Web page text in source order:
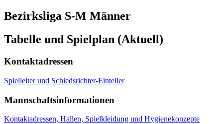
Bezirksliga S-M Männer
Tabelle und Spielplan (Aktuell)
Kontaktadressen
Spielleiter und Schiedsrichter-Einteiler
Mannschaftsinformationen
Kontaktadressen, Hallen, Spielkleidung und Hygienekonzepte